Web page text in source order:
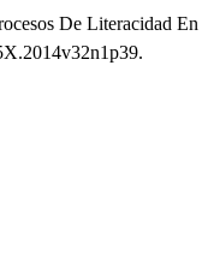
De Literacidad